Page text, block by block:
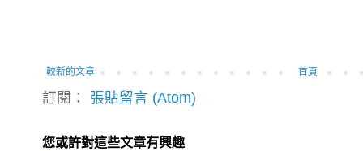
較新的文章 首頁
訂閱： 張貼留言 (Atom)
您或許對這些文章有興趣